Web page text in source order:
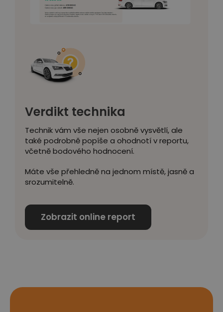
Verdikt technika
Technik vám vše nejen osobně vysvětlí, ale
také podrobně popíše a ohodnotí v reportu,
včetně bodového hodnocení.
Máte vše přehledně na jednom místě, jasně a
srozumitelně.
Zobrazit online report